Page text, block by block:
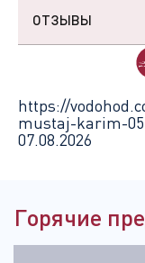
ОТЗЫВЫ
https://
mustaj-karim-
07.08.2026
Горячие